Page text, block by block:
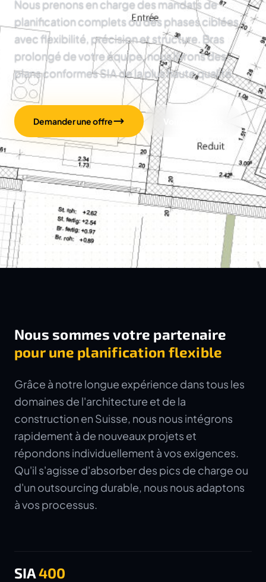
Nous prenons en charge des mandats de
planification complets ou des phases ciblées –
avec flexibilité, précision et structure. Bras
prolongé de votre équipe, nous livrons des
plans conformes SIA de la plus haute qualité.
Demander une offre
Nous sommes votre partenaire
pour une planification flexible
Grâce à notre longue expérience dans tous les
domaines de l'architecture et de la
construction en Suisse, nous nous intégrons
rapidement à de nouveaux projets et
répondons individuellement à vos exigences.
Qu'il s'agisse d'absorber des pics de charge ou
d'un outsourcing durable, nous nous adaptons
à vos processus.
SIA400